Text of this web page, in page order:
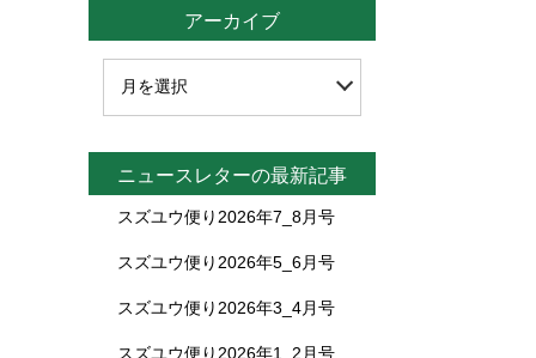
アーカイブ
ニュースレターの最新記事
スズユウ便り2026年7_8月号
スズユウ便り2026年5_6月号
スズユウ便り2026年3_4月号
スズユウ便り2026年1_2月号